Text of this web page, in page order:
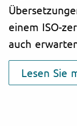
einem ISO-
auch
Lesen Sie